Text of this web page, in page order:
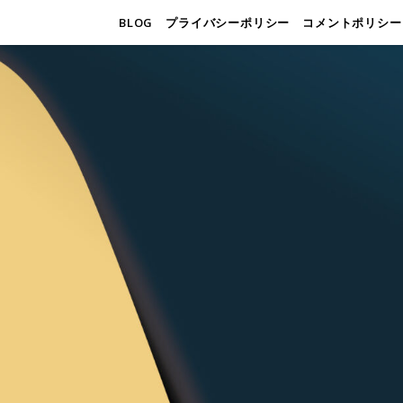
BLOG プライバシーポリシー コメントポリシー